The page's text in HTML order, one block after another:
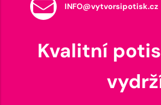
INFO@vytvorsipotisk.cz
Kvalitní